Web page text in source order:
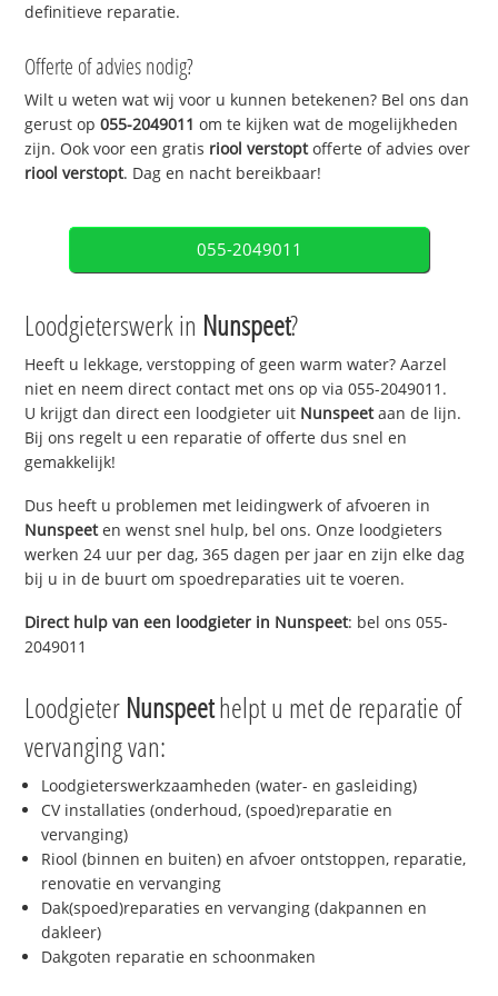
definitieve reparatie.
Offerte of advies nodig?
Wilt u weten wat wij voor u kunnen betekenen? Bel ons dan
gerust op055-2049011 om te kijken wat de mogelijkheden
zijn. Ook voor een gratis riool verstoptofferte of advies over
riool verstopt. Dag en nacht bereikbaar!
055-2049011
Loodgieterswerk in Nunspeet?
Heeft u lekkage, verstopping of geen warm water? Aarzel
niet en neem direct contact met ons op via 055-2049011.
U krijgt dan direct een loodgieter uit Nunspeetaan de lijn.
Bij ons regelt u een reparatie of offerte dus snel en
gemakkelijk!
Dus heeft u problemen met leidingwerk of afvoeren in
Nunspeeten wenst snel hulp, bel ons. Onze loodgieters
werken 24 uur per dag, 365 dagen per jaar en zijn elke dag
bij u in de buurt om spoedreparaties uit te voeren.
Direct hulp van een loodgieter in Nunspeet: bel ons 055-
2049011
Loodgieter Nunspeethelpt u met de reparatie of
vervanging van:
Loodgieterswerkzaamheden (water- en gasleiding)
CV installaties (onderhoud, (spoed)reparatie en
vervanging)
Riool (binnen en buiten) en afvoer ontstoppen, reparatie,
renovatie en vervanging
Dak(spoed)reparaties en vervanging (dakpannen en
dakleer)
Dakgoten reparatie en schoonmaken